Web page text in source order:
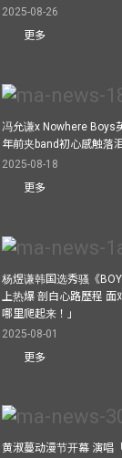
2025-08-26
更多
冯允谦x Nowhere Boys
年前夹band初心感触落
2025-08-18
更多
杨煜谦韩国选秀骚《
上热爆 剖白心路歷程
哪里爬起来！」
2025-08-01
更多
黄淑蔓动漫节开幕 演唱